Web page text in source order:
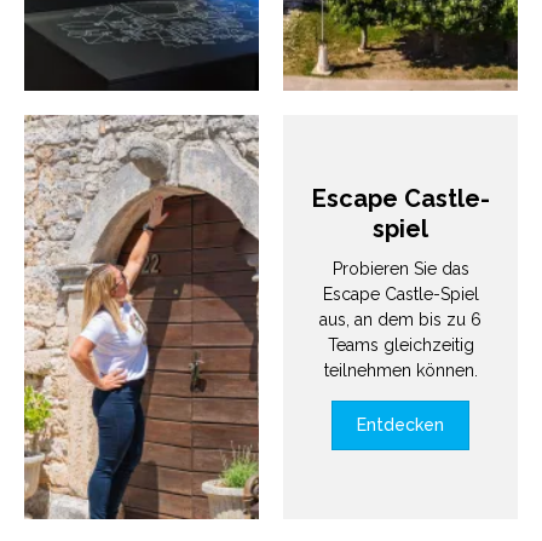
Escape Castle-
spiel
Probieren Sie das
Escape Castle-Spiel
aus, an dem bis zu 6
Teams gleichzeitig
teilnehmen können.
Entdecken